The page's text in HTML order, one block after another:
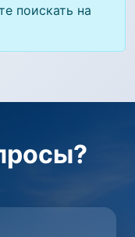
поискать на